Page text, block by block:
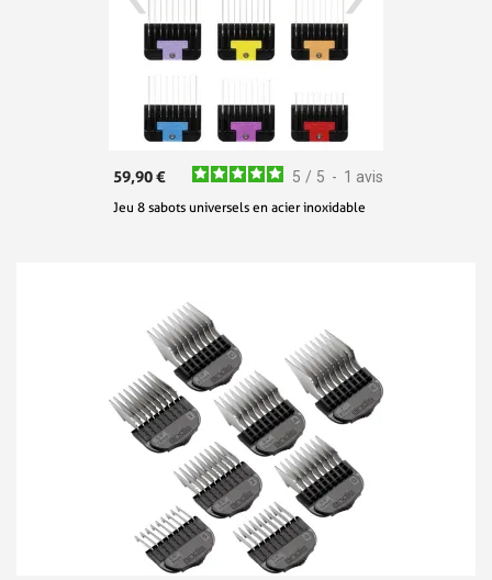
5 / 5 - 1 avis
59,90 €
Jeu 8 sabots universels en acier inoxidable